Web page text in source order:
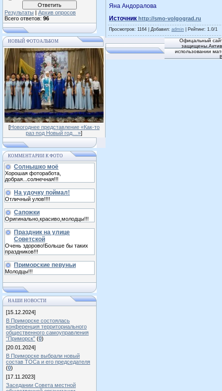
Результаты | Архив опросов
Всего ответов: 96
НОВЫЙ ФОТОАЛЬБОМ
[Новогоднее представление «Как-то
раз под Новый год…»]
КОММЕНТАРИИ К ФОТО
Солнышко моё
Хорошая фоторабота,
добрая...солнечная!!!
На удочку поймал!
Отличный улов!!!!
Сапожки
Оригинально,красиво,молодцы!!!
Праздник на улице
Советской
Очень здорово!Больше бы таких
праздников!!!
Приморские певуньи
Молодцы!!!
НАШИ НОВОСТИ
[15.12.2024]
В Приморске состоялась
конференция территориального
общественного самоуправления
"Приморск" (0)
[20.01.2024]
В Приморске выбрали новый
состав ТОСа и его председателя
(0)
[17.11.2023]
Заседании Совета местной
Яна Андоралова
Источник http://smo-volgograd.ru
Просмотров: 1164 | Добавил: admin Рейтинг: 1.0/1
Офицальный
использовании